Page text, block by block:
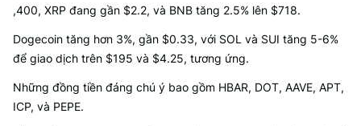
,400, XRP đang gần $2.2, và BNB tăng 2.5% lên $718.
Dogecoin tăng hơn 3%, gần $0.33, với SOL và SUI tăng 5-6%
để giao dịch trên $195 và $4.25, tương ứng.
Những đồng tiền đáng chú ý bao gồm HBAR, DOT, AAVE, APT,
ICP, và PEPE.